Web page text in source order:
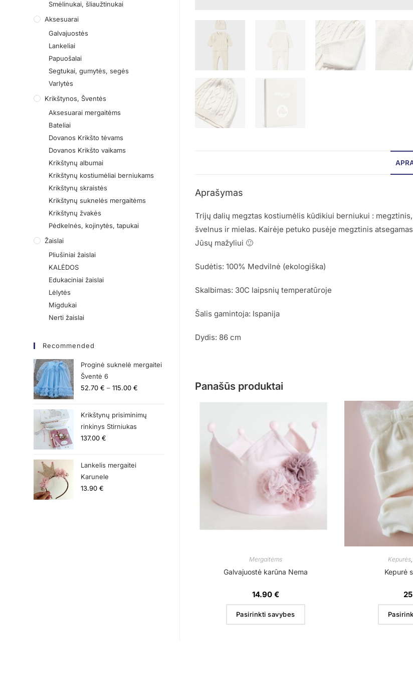
Aprašymas
Trijų dalių megztas kostiumėlis kūdikiui berniukui :
švelnus ir mielas. Kairėje petuko pusėje megztinis
Jūsų mažyliui 🙂
Sudėtis: 100% Medvilnė (ekologiška)
Skalbimas: 30C laipsnių temperatūroje
Šalis gamintoja: Ispanija
Dydis: 86 cm
Panašūs produktai
Mergaitėms
Galvajuostė karūna Nema
14.90 €
Pasirinkti savybes
Kepurės,
Kepurė
Smėlinukai, šliaužtinukai
Aksesuarai
Galvajuostės
Lankeliai
Papuošalai
Segtukai, gumytės, segės
Varlytės
Krikštynos, Šventės
Aksesuarai mergaitėms
Bateliai
Dovanos Krikšto tėvams
Dovanos Krikšto vaikams
Krikštynų albumai
Krikštynų kostiumėliai berniukams
Krikštynų skraistės
Krikštynų suknelės mergaitėms
Krikštynų žvakės
Pėdkelnės, kojinytės, tapukai
Žaislai
Pliušiniai žaislai
KALĖDOS
Edukaciniai žaislai
Lėlytės
Migdukai
Nerti žaislai
Recommended
Proginė suknelė mergaitei
Šventė 6
52.70€ – 115.00€
Krikštynų prisiminimų
rinkinys Stirniukas
137.00€
Lankelis mergaitei
Karunele
13.90€